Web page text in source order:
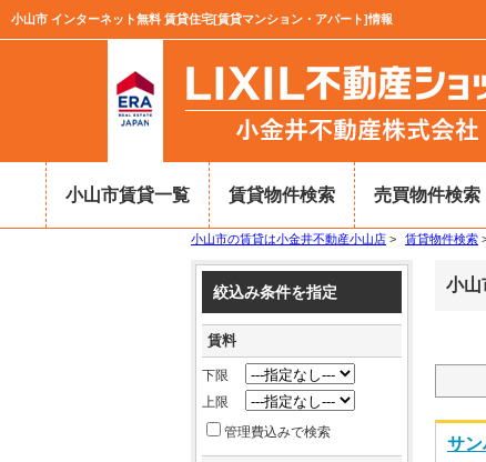
小山市 インターネット無料 賃貸住宅[賃貸マンション・アパート]情報
小山市賃貸一覧 賃貸物件検索 売買物件検索
小山市の賃貸は小金井不動産小山店 > 賃貸物件検索
小山
サ
絞込み条件を指定
賃料
下限
上限
管理費込みで検索